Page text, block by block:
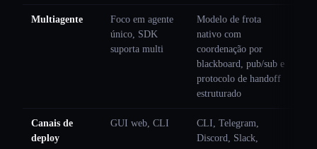
Multiagente
Foco em agente
único, SDK
suporta multi
Modelo de frota
nativo com
coordenação por
blackboard, pub/sub e
protocolo de handoff
estruturado
Canais de
deploy
GUI web, CLI
CLI, Telegram,
Discord, Slack,